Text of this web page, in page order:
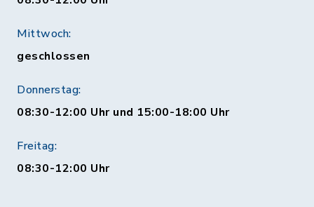
Mittwoch:
geschlossen
Donnerstag:
08:30-12:00 Uhr und 15:00-18:00 Uhr
Freitag:
08:30-12:00 Uhr